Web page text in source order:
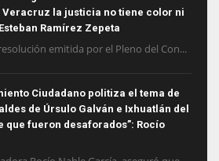
Veracruz la justicia no tiene color ni
Ramírez Zepeta
emitida por el Pleno del Con...
Ciudadano politiza el tema de
de Úrsulo Galván e Ixhuatlán del
que fueron desaforados”: Rocío